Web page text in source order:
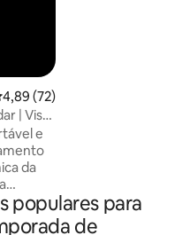
de uma avaliação média
4,89 (72)
| Vista
e
da
grupos,
populares para
de